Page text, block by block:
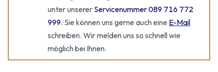
unter unserer Servicenummer 089 716 772
999. Sie können uns gerne auch eine E-Mail
schreiben. Wir melden uns so schnell wie
möglich bei Ihnen.